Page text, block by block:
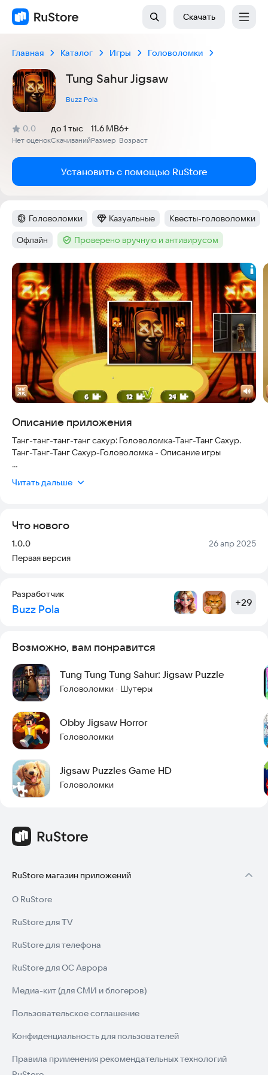
Скачать
Главная Каталог Игры Головоломки
Tung Sahur Jigsaw
Buzz Pola
Рейтинг:
0,0
(
Нет оценок
)
Скачиваний
до 1 тыс
Размер
11.6 MB
Возраст
6+
Установить с помощью RuStore
Категория:
Головоломки Категория:
Казуальные Тег:
Квесты-головоломки
Тег:
Офлайн Тег :Проверено вручную и антивирусом
Скриншоты
Описание приложения
Танг-танг-танг-танг сахур: Головоломка-Танг-Танг Сахур.
Танг-Танг-Танг Сахур-Головоломка - Описание игры
Tung Tung Tung Sahur Jigsaw Puzzle! Эта захватывающая игра-
Tung Tung Sahur. Идеально подходит для любителей
увлекательный способ расслабиться и поточить свой ум!
Независимо от того, новичок вы или эксперт, разнообразие
уровней сложности гарантирует, что каждый сможет
открывайте для себя мир Тунг-Тунг-Тунг Сахура
Скачайте Tung Tung Tung Sahur Jigsaw Puzzle сегодня и
погрузитесь в мир захватывающих головоломок!
Читать дальше
Что нового
Версия:
1.0.0 Дата:
26 апр 2025
Первая версия
Разработчик
Buzz Pola +29
Возможно, вам понравится
Tung Tung Tung Sahur: Jigsaw Puzzle
Головоломки · Шутеры
Obby Jigsaw Horror
Головоломки
Jigsaw Puzzles Game HD
Головоломки
RuStore магазин приложений
О RuStore
RuStore для TV
RuStore для телефона
RuStore для ОС Аврора
Медиа-кит (для СМИ и блогеров)
Пользовательское соглашение
Конфиденциальность для пользователей
Правила применения рекомендательных технологий